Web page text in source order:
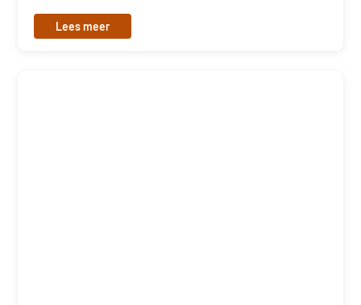
Lees meer